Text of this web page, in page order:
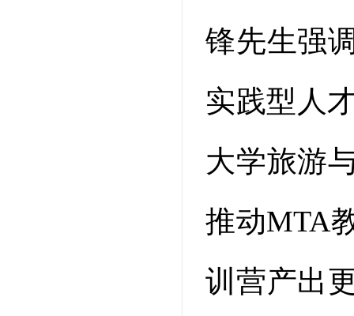
锋先生强
实践型人
大学旅游
推动MTA
训营产出